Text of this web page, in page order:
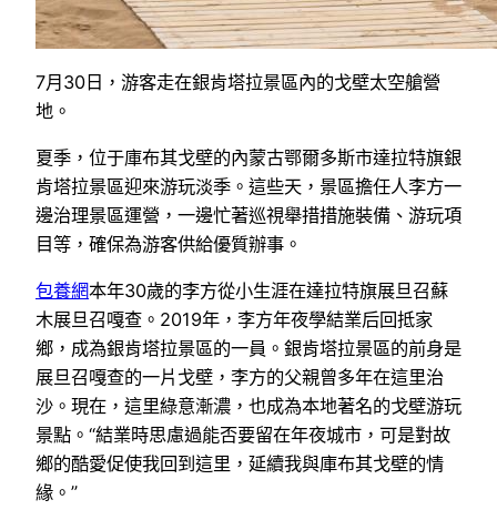
7月30日，游客走在銀肯塔拉景區內的戈壁太空艙營
地。
夏季，位于庫布其戈壁的內蒙古鄂爾多斯市達拉特旗銀
肯塔拉景區迎來游玩淡季。這些天，景區擔任人李方一
邊治理景區運營，一邊忙著巡視舉措措施裝備、游玩項
目等，確保為游客供給優質辦事。
包養網本年30歲的李方從小生涯在達拉特旗展旦召蘇
木展旦召嘎查。2019年，李方年夜學結業后回抵家
鄉，成為銀肯塔拉景區的一員。銀肯塔拉景區的前身是
展旦召嘎查的一片戈壁，李方的父親曾多年在這里治
沙。現在，這里綠意漸濃，也成為本地著名的戈壁游玩
景點。“結業時思慮過能否要留在年夜城市，可是對故
鄉的酷愛促使我回到這里，延續我與庫布其戈壁的情
緣。”